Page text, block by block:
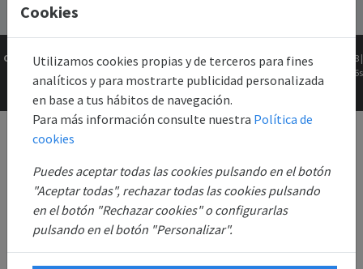
Copyright © 2026Gk2Web
Todos los derechos
reservados.
Versión2.81.5+1b46211f68 |
0.0636s
Cookies
Utilizamos cookies propias y de terceros para fines
analíticos y para mostrarte publicidad personalizada
en base a tus hábitos de navegación.
Para más información consulte nuestra Política de
cookies
Puedes aceptar todas las cookies pulsando en el botón
"Aceptar todas", rechazar todas las cookies pulsando
en el botón "Rechazar cookies" o configurarlas
pulsando en el botón "Personalizar".